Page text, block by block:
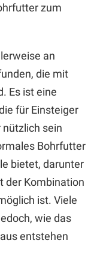
zum
an
die mit
Es ist eine
für Einsteiger
sein
Bohrfutter
bietet, darunter
der Kombination
ist. Viele
wie das
entstehen